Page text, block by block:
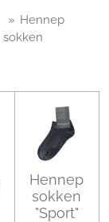
» Hennep
sokken
Hennep
sokken
"Sport"